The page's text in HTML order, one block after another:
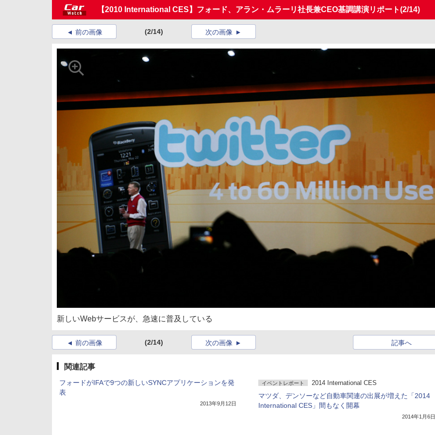
【2010 International CES】フォード、アラン・ムラーリ社長兼CEO基調講演リポート(2/14)
前の画像 (2/14) 次の画像
新しいWebサービスが、急速に普及している
前の画像 (2/14) 記事へ
次の画像
関連記事
フォードがIFAで9つの新しいSYNCアプリケーションを発
表
2013年9月12日
イベントレポート 2014 International CES
マツダ、デンソーなど自動車関連の出展が増えた「2014
International CES」間もなく開幕
2014年1月6日